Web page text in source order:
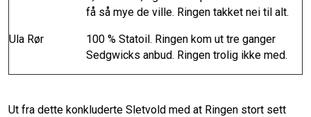
få så mye de ville. Ringen takket nei til alt.
Ula Rør
100 % Statoil. Ringen kom ut tre ganger
Sedgwicks anbud. Ringen trolig ikke med.
Ut fra dette konkluderte Sletvold med at Ringen stort sett